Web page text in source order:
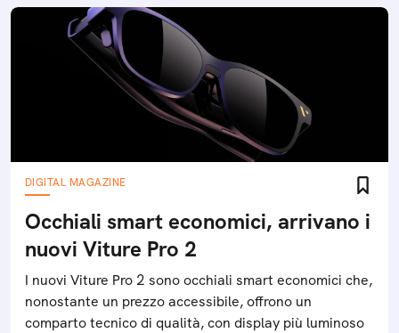
DIGITAL MAGAZINE
Occhiali smart economici, arrivano i
nuovi Viture Pro 2
I nuovi Viture Pro 2 sono occhiali smart economici che,
nonostante un prezzo accessibile, offrono un
comparto tecnico di qualità, con display più luminoso